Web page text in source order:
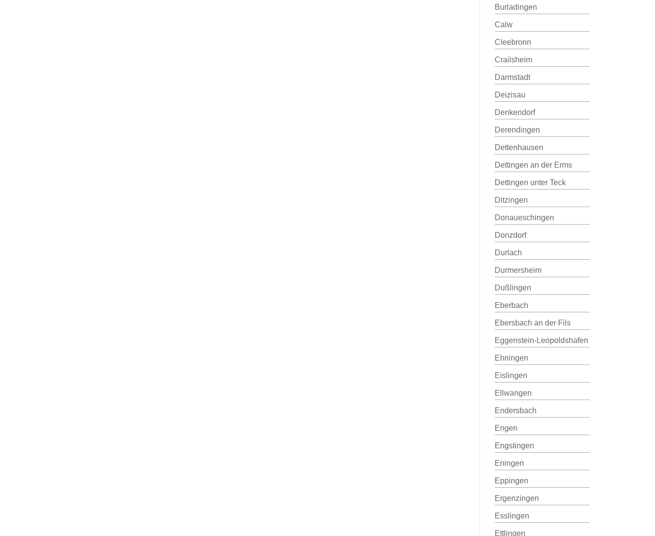
Burladingen
Calw
Cleebronn
Crailsheim
Darmstadt
Deizisau
Denkendorf
Derendingen
Dettenhausen
Dettingen an der Erms
Dettingen unter Teck
Ditzingen
Donaueschingen
Donzdorf
Durlach
Durmersheim
Dußlingen
Eberbach
Ebersbach an der Fils
Eggenstein-Leopoldshafen
Ehningen
Eislingen
Ellwangen
Endersbach
Engen
Engstingen
Eningen
Eppingen
Ergenzingen
Esslingen
Ettlingen